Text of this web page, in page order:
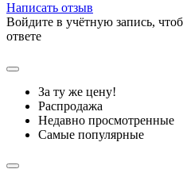
Написать отзыв
Войдите в учётную запись,
ответе
За ту же цену!
Распродажа
Недавно просмотренные
Самые популярные